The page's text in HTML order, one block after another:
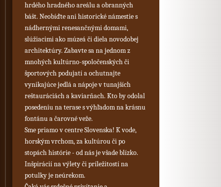
hrdého hradného areálu a obranných
bášt. Neobíďte ani historické námestie s
nádhernými renesančnými domami,
slúžiacimi ako múzeá či diela novodobej
architektúry. Zabavte sa na jednom z
mnohých kultúrno-spoločenských či
športových podujatí a ochutnajte
vynikajúce jedlá a nápoje v tunajších
reštauráciách a kaviarňach. Kto by odolal
posedeniu na terase s výhľadom na krásnu
fontánu a čarovné veže.
Sme priamo v centre Slovenska! K vode,
horským vrchom, za kultúrou či po
stopách histórie - od nás je všade blízko.
Inšpirácií na výlety či príležitostí na
potulky je neúrekom.